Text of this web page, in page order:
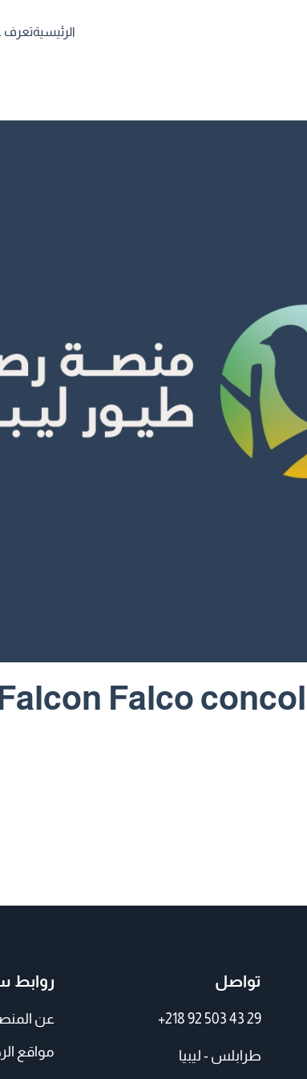
الرئيسيةتعرف
Falco
تواصل
+218 92 503 43 29
طرابلس - ليبيا
روابط
عن
مواقع